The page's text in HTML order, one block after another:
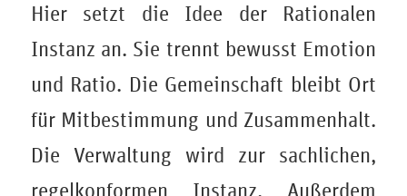
Hier setzt die Idee der Rationalen
Instanz an. Sie trennt bewusst Emotion
und Ratio. Die Gemeinschaft bleibt Ort
für Mitbestimmung und Zusammenhalt.
Die Verwaltung wird zur sachlichen,
regelkonformen Instanz. Außerdem